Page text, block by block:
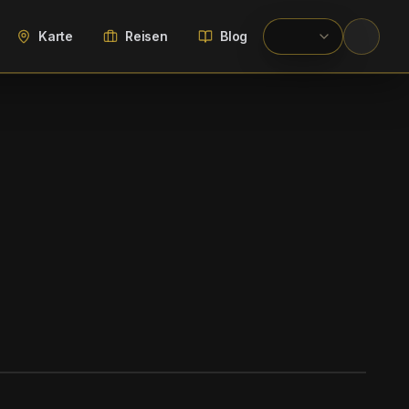
Karte Reisen Blog